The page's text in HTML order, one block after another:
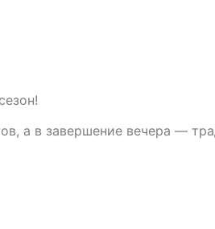
а в завершение вечера —